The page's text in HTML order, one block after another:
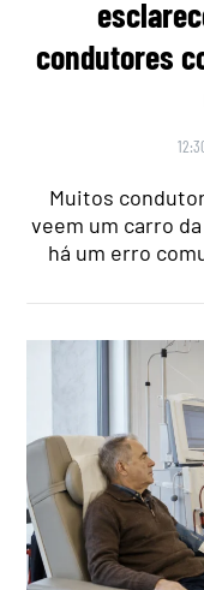
condutores
Muitos
veem um carro
há um erro